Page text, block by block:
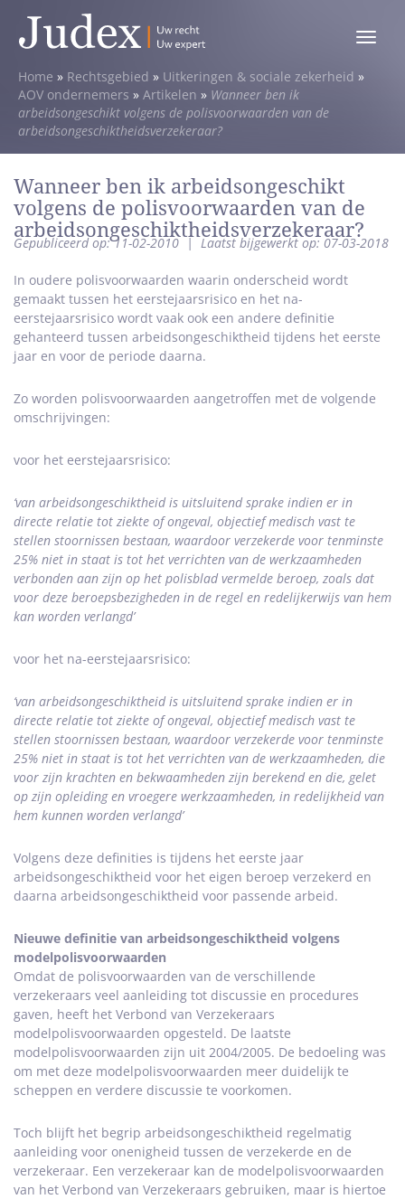
Toggle
Home » Rechtsgebied » Uitkeringen & sociale zekerheid »
AOV ondernemers » Artikelen » Wanneer ben ik
arbeidsongeschikt volgens de polisvoorwaarden van de
arbeidsongeschiktheidsverzekeraar?
Wanneer ben ik arbeidsongeschikt
volgens de polisvoorwaarden van de
arbeidsongeschiktheidsverzekeraar?
Gepubliceerd op: 11-02-2010|Laatst bijgewerkt op: 07-03-2018
In oudere polisvoorwaarden waarin onderscheid wordt
gemaakt tussen het eerstejaarsrisico en het na-
eerstejaarsrisico wordt vaak ook een andere definitie
gehanteerd tussen arbeidsongeschiktheid tijdens het eerste
jaar en voor de periode daarna.
Zo worden polisvoorwaarden aangetroffen met de volgende
omschrijvingen:
voor het eerstejaarsrisico:
‘van arbeidsongeschiktheid is uitsluitend sprake indien er in
directe relatie tot ziekte of ongeval, objectief medisch vast te
stellen stoornissen bestaan, waardoor verzekerde voor tenminste
25% niet in staat is tot het verrichten van de werkzaamheden
verbonden aan zijn op het polisblad vermelde beroep, zoals dat
voor deze beroepsbezigheden in de regel en redelijkerwijs van hem
kan worden verlangd’
voor het na-eerstejaarsrisico:
‘van arbeidsongeschiktheid is uitsluitend sprake indien er in
directe relatie tot ziekte of ongeval, objectief medisch vast te
stellen stoornissen bestaan, waardoor verzekerde voor tenminste
25% niet in staat is tot het verrichten van de werkzaamheden, die
voor zijn krachten en bekwaamheden zijn berekend en die, gelet
op zijn opleiding en vroegere werkzaamheden, in redelijkheid van
hem kunnen worden verlangd’
Volgens deze definities is tijdens het eerste jaar
arbeidsongeschiktheid voor het eigen beroep verzekerd en
daarna arbeidsongeschiktheid voor passende arbeid.
Nieuwe definitie van arbeidsongeschiktheid volgens
modelpolisvoorwaarden
Omdat de polisvoorwaarden van de verschillende
verzekeraars veel aanleiding tot discussie en procedures
gaven, heeft het Verbond van Verzekeraars
modelpolisvoorwaarden opgesteld. De laatste
modelpolisvoorwaarden zijn uit 2004/2005. De bedoeling was
om met deze modelpolisvoorwaarden meer duidelijk te
scheppen en verdere discussie te voorkomen.
Toch blijft het begrip arbeidsongeschiktheid regelmatig
aanleiding voor onenigheid tussen de verzekerde en de
verzekeraar. Een verzekeraar kan de modelpolisvoorwaarden
van het Verbond van Verzekeraars gebruiken, maar is hiertoe